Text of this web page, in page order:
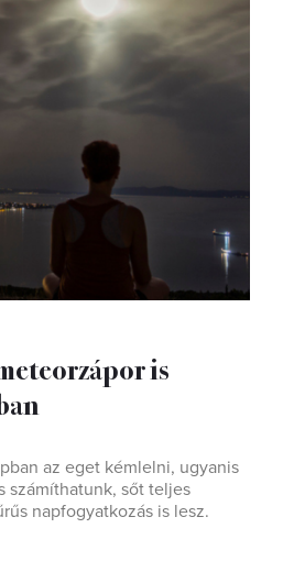
is
az eget kémlelni, ugyanis
számíthatunk, sőt teljes
napfogyatkozás is lesz.